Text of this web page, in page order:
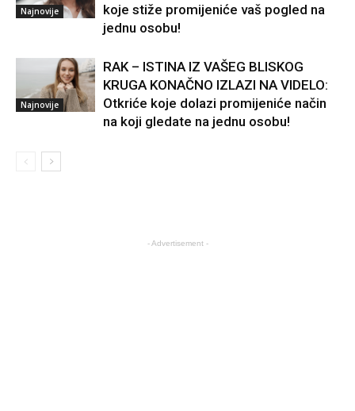
Najnovije
koje stiže promijeniće vaš pogled na
jednu osobu!
Najnovije
RAK – ISTINA IZ VAŠEG BLISKOG
KRUGA KONAČNO IZLAZI NA VIDELO:
Otkriće koje dolazi promijeniće način
na koji gledate na jednu osobu!
- Advertisement -